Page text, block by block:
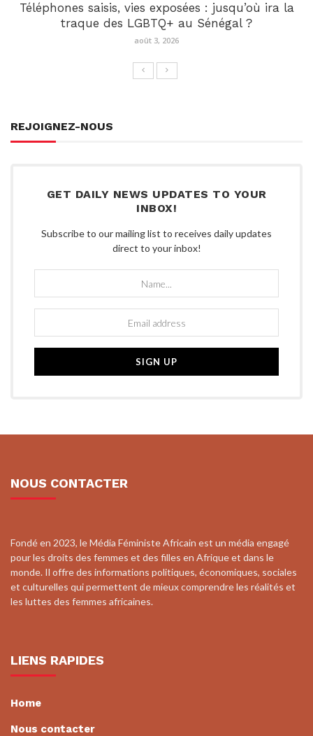
Téléphones saisis, vies exposées : jusqu’où ira la
traque des LGBTQ+ au Sénégal ?
août 3, 2026
REJOIGNEZ-NOUS
GET DAILY NEWS UPDATES TO YOUR
INBOX!
Subscribe to our mailing list to receives daily updates
direct to your inbox!
NOUS CONTACTER
Fondé en 2023, le Média Féministe Africain est un média engagé
pour les droits des femmes et des filles en Afrique et dans le
monde. Il offre des informations politiques, économiques, sociales
et culturelles qui permettent de mieux comprendre les réalités et
les luttes des femmes africaines.
LIENS RAPIDES
Home
Nous contacter